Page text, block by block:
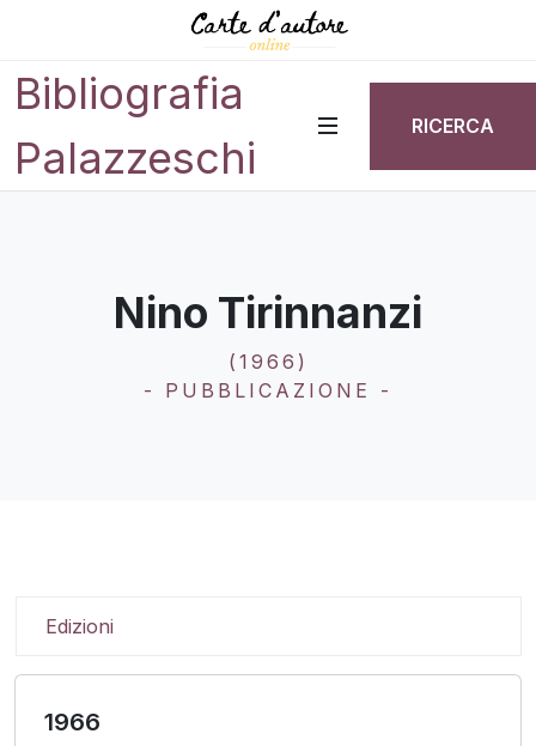
Bibliografia
Palazzeschi
RICERCA
Nino Tirinnanzi
(1966)
- PUBBLICAZIONE -
Edizioni
1966